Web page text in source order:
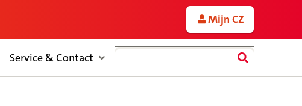
Mijn CZ
Service & Contact